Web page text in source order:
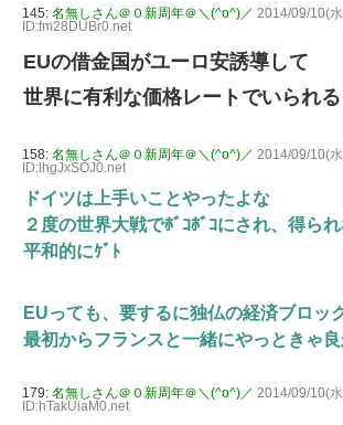
145: 名無しさん＠０新周年＠＼(^o^)／ 2014/09/10(
ID:fm28DUBr0.net
EUの借金国がユーロ安誘導して
世界に有利な価格レートでいられ
158: 名無しさん＠０新周年＠＼(^o^)／ 2014/09/10(
ID:lhgJxSOJ0.net
ドイツは上手いことやったよな
２度の世界大戦でﾎﾞｺﾎﾞｺにされ、得ら
平和的にｹﾞﾄ
EUっても、要するに独仏の経済ブロッ
最初からフランスと一緒にやっときゃ
179: 名無しさん＠０新周年＠＼(^o^)／ 2014/09/10(
ID:hTakUiaM0.net